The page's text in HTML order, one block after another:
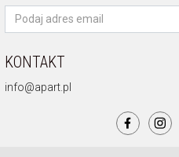
KONTAKT
info@apart.pl